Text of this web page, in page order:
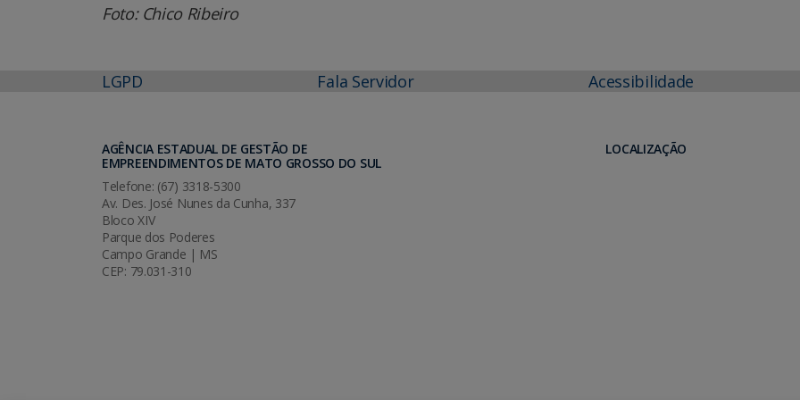
Foto: Chico Ribeiro
LGPD Fala Servidor Acessibilidade
AGÊNCIA ESTADUAL DE GESTÃO DE
EMPREENDIMENTOS DE MATO GROSSO DO SUL
Telefone: (67) 3318-5300
Av. Des. José Nunes da Cunha, 337
Bloco XIV
Parque dos Poderes
Campo Grande | MS
CEP: 79.031-310
LOCALIZAÇÃO